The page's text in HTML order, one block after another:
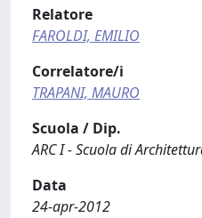
Relatore
FAROLDI, EMILIO
Correlatore/i
TRAPANI, MAURO
Scuola / Dip.
ARC I - Scuola di
Data
24-apr-2012